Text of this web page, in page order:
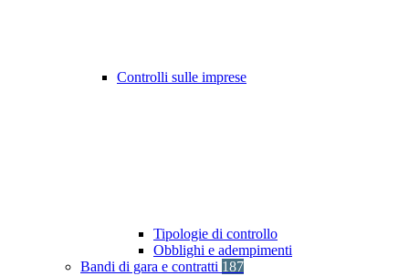
Controlli sulle imprese
Tipologie di controllo
Obblighi e adempimenti
Bandi di gara e contratti 187